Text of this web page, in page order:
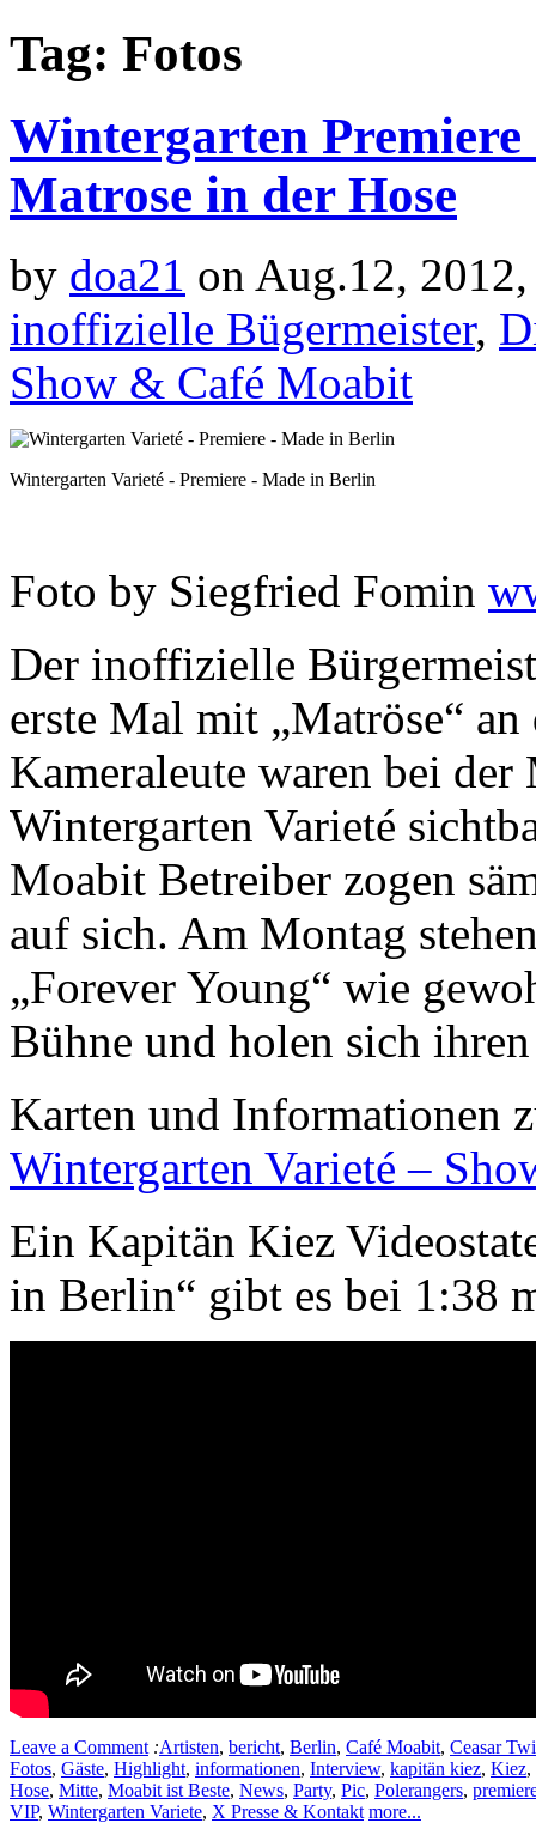
Tag: Fotos
Wintergarten
Matrose in der Hose
by doa21 on Aug.12,
inoffizielle Bügermeister,
Show & Café Moabit
Wintergarten Varieté - Premiere - Made in Berlin
Foto by Siegfried Fomin
Der inoffizielle
erste Mal mit „Matröse“
Kameraleute waren bei
Wintergarten Varieté
Moabit Betreiber zogen
auf sich. Am Montag
„Forever Young“ wie
Bühne und holen sich
Karten und Informationen
Wintergarten Varieté –
Ein Kapitän Kiez
in Berlin“ gibt es bei 1:38
Leave a Comment :Artisten, bericht, Berlin, Café Moabit, Ceasar
Fotos, Gäste, Highlight, informationen, Interview, kapitän kiez, Kiez,
Hose, Mitte, Moabit ist Beste, News, Party, Pic, Polerangers,
VIP, Wintergarten Variete, X Presse & Kontakt more...